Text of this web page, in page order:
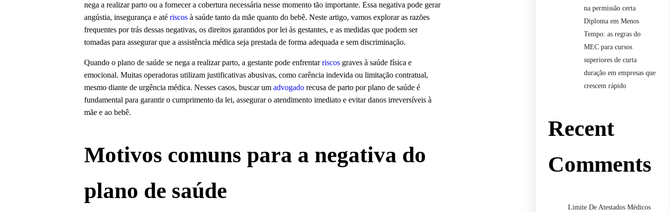
nega a realizar parto ou a fornecer a cobertura necessária nesse momento tão importante. Essa negativa pode gerar
angústia, insegurança e atériscos à saúde tanto da mãe quanto do bebê. Neste artigo, vamos explorar as razões
frequentes por trás dessas negativas, os direitos garantidos por lei às gestantes, e as medidas que podem ser
tomadas para assegurar que a assistência médica seja prestada de forma adequada e sem discriminação.
Quando o plano de saúde se nega a realizar parto, a gestante pode enfrentarriscos graves à saúde física e
emocional. Muitas operadoras utilizam justificativas abusivas, como carência indevida ou limitação contratual,
mesmo diante de urgência médica. Nesses casos, buscar umadvogado recusa de parto por plano de saúde é
fundamental para garantir o cumprimento da lei, assegurar o atendimento imediato e evitar danos irreversíveis à
mãe e ao bebê.
Motivos comuns para a negativa do
plano de saúde
na permissão certa
Diploma em Menos
Tempo: as regras do
MEC para cursos
superiores de curta
duração em empresas que
crescem rápido
Recent
Comments
Limite De Atestados Médicos